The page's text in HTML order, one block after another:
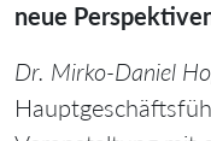
neue
Dr. Mirko-Daniel